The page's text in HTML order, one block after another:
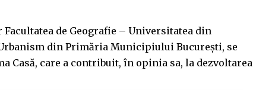
de Geografie – Universitatea din
din Primăria Municipiului București, se
Casă, care a contribuit, în opinia sa, la dezvoltarea